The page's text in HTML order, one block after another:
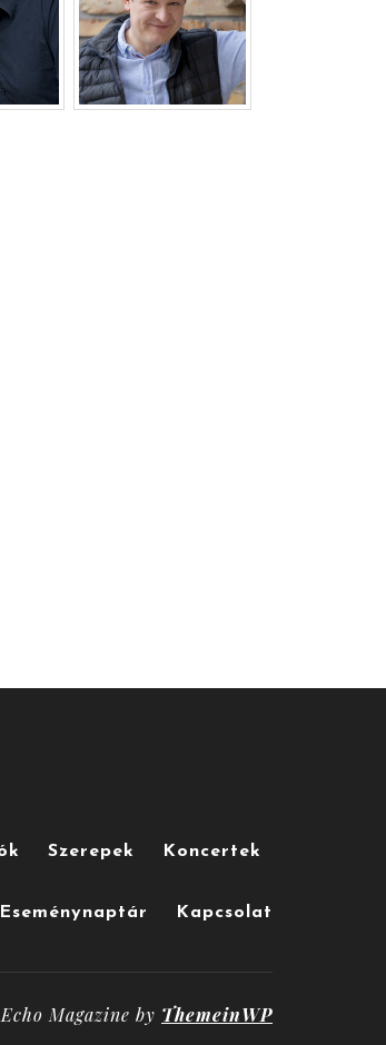
Szerepek Koncertek
Eseménynaptár Kapcsolat
Magazine by ThemeinWP